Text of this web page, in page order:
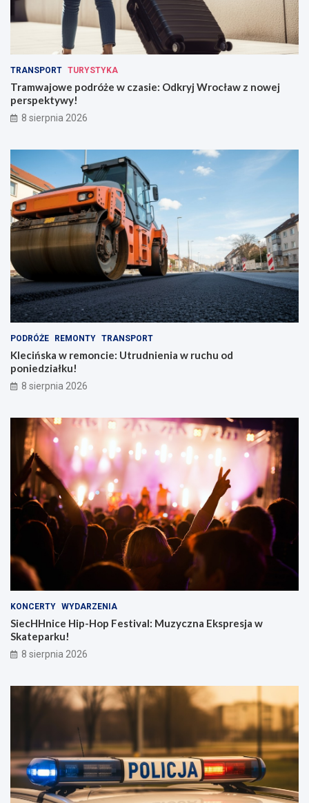
TRANSPORT TURYSTYKA
Tramwajowe podróże w czasie: Odkryj Wrocław z nowej
perspektywy!
8 sierpnia 2026
PODRÓŻE REMONTY TRANSPORT
Klecińska w remoncie: Utrudnienia w ruchu od
poniedziałku!
8 sierpnia 2026
KONCERTY WYDARZENIA
SiecHHnice Hip-Hop Festival: Muzyczna Ekspresja w
Skateparku!
8 sierpnia 2026